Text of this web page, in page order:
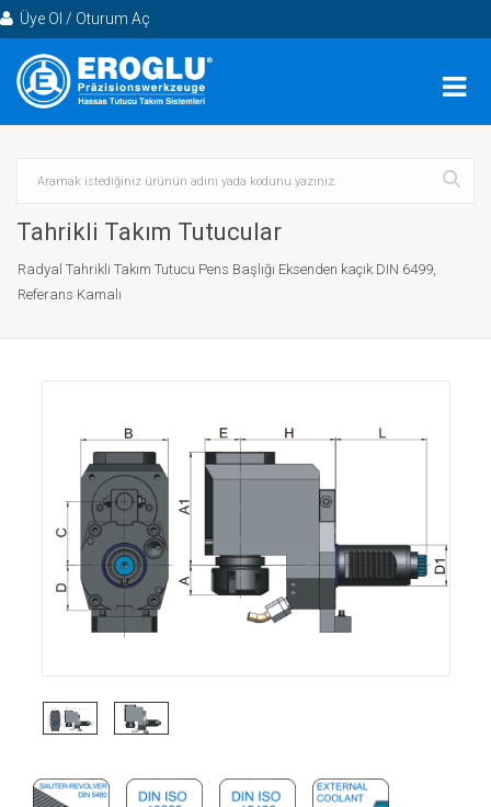
Üye Ol / Oturum Aç
Tahrikli Takım Tutucular
Radyal Tahrikli Takım Tutucu Pens Başlığı Eksenden kaçık DIN 6499,
Referans Kamalı